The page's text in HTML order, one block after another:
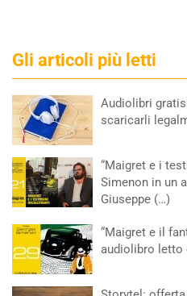
Gli articoli più letti
Audiolibri
scaricarli
“Maigret e i
Simenon in un
Giuseppe (…)
“Maigret e il
audiolibro letto